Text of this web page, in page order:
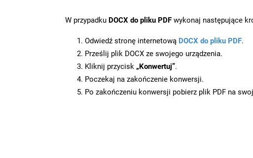
W przypadku DOCX do pliku PDF wykonaj następujące
Odwiedź stronę internetową DOCX do pliku PDF.
Prześlij plik DOCX ze swojego urządzenia.
Kliknij przycisk „Konwertuj”.
Poczekaj na zakończenie konwersji.
Po zakończeniu konwersji pobierz plik PDF na